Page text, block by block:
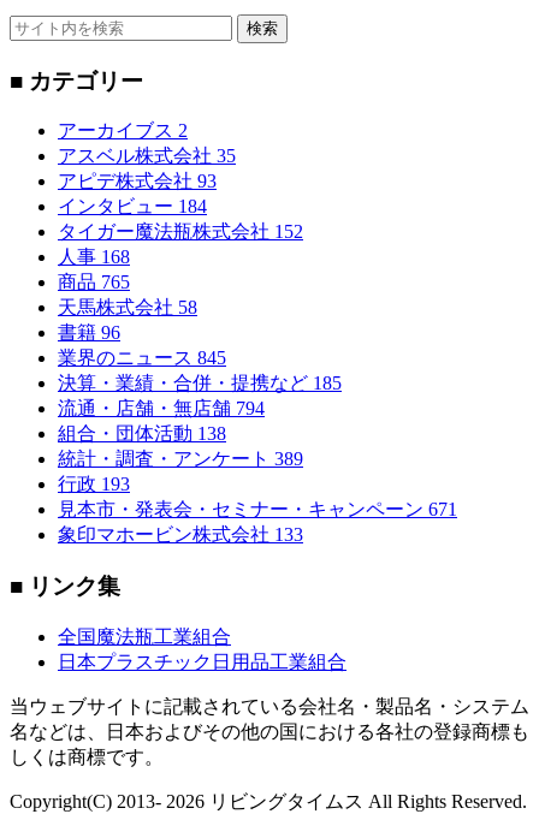
検索
■ カテゴリー
アーカイブス 2
アスベル株式会社 35
アピデ株式会社 93
インタビュー 184
タイガー魔法瓶株式会社 152
人事 168
商品 765
天馬株式会社 58
書籍 96
業界のニュース 845
決算・業績・合併・提携など 185
流通・店舗・無店舗 794
組合・団体活動 138
統計・調査・アンケート 389
行政 193
見本市・発表会・セミナー・キャンペーン 671
象印マホービン株式会社 133
■ リンク集
全国魔法瓶工業組合
日本プラスチック日用品工業組合
当ウェブサイトに記載されている会社名・製品名・システム
名などは、日本およびその他の国における各社の登録商標も
しくは商標です。
Copyright(C) 2013- 2026 リビングタイムス All Rights Reserved.